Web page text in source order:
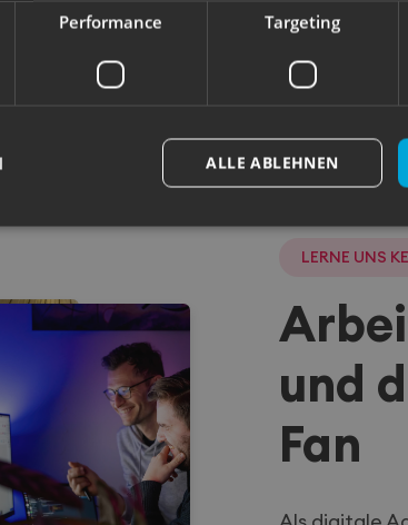
LERNE UNS
und
Fan
Performance Targeting
ALLE ABLEHNEN
ermöglichen wesentliche Kernfunktionen der Website wie die
erforderlichen Cookies kann die Website nicht
Ablaufdatum Beschreibung
2 Monate
Dieses Cookie wird vom Cookie-
die Einwilligungseinstellungen für
Das Cookie-Banner von Cookie-
funktionieren.